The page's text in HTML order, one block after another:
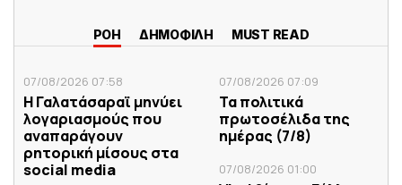
ΡΟΗ ΔΗΜΟΦΙΛΗ MUST READ
07/08/2026 07:58
Η Γαλατάσαραϊ μηνύει
λογαριασμούς που
αναπαράγουν
ρητορική μίσους στα
social media
07/08/2026 07:09
Τα πολιτικά
πρωτοσέλιδα της
ημέρας (7/8)
07/08/2026 01:00